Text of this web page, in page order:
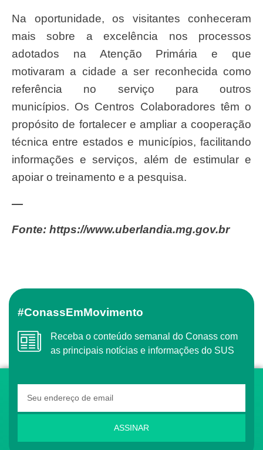
Na oportunidade, os visitantes conheceram
mais sobre a excelência nos processos
adotados na Atenção Primária e que
motivaram a cidade a ser reconhecida como
referência no serviço para outros
municípios. Os Centros Colaboradores têm o
propósito de fortalecer e ampliar a cooperação
técnica entre estados e municípios, facilitando
informações e serviços, além de estimular e
apoiar o treinamento e a pesquisa.
—
Fonte: https://www.uberlandia.mg.gov.br
#ConassEmMovimento
Receba o conteúdo semanal do Conass com
as principais notícias e informações do SUS
ASSINAR